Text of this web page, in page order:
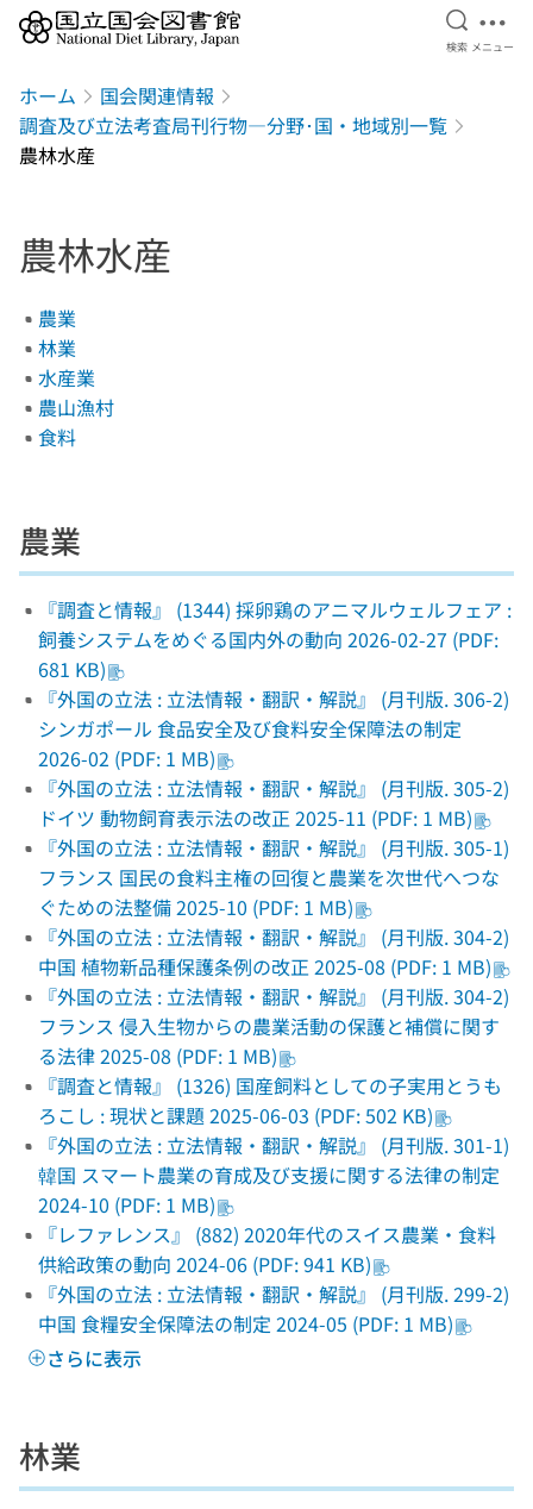
検索を
検索 メ
メニュー
ホーム
国会関連情報
調査及び立法考査局刊行物―分野･国・地域別一覧
農林水産
農林水産
農業
林業
水産業
農山漁村
食料
農業
『調査と情報』 (1344) 採卵鶏のアニマルウェルフェア :
飼養システムをめぐる国内外の動向 2026-02-27 (PDF:
681 KB)
『外国の立法 : 立法情報・翻訳・解説』 (月刊版. 306-2)
シンガポール 食品安全及び食料安全保障法の制定
2026-02 (PDF: 1 MB)
『外国の立法 : 立法情報・翻訳・解説』 (月刊版. 305-2)
ドイツ 動物飼育表示法の改正 2025-11 (PDF: 1 MB)
『外国の立法 : 立法情報・翻訳・解説』 (月刊版. 305-1)
フランス 国民の食料主権の回復と農業を次世代へつな
ぐための法整備 2025-10 (PDF: 1 MB)
『外国の立法 : 立法情報・翻訳・解説』 (月刊版. 304-2)
中国 植物新品種保護条例の改正 2025-08 (PDF: 1 MB)
『外国の立法 : 立法情報・翻訳・解説』 (月刊版. 304-2)
フランス 侵入生物からの農業活動の保護と補償に関す
る法律 2025-08 (PDF: 1 MB)
『調査と情報』 (1326) 国産飼料としての子実用とうも
ろこし : 現状と課題 2025-06-03 (PDF: 502 KB)
『外国の立法 : 立法情報・翻訳・解説』 (月刊版. 301-1)
韓国 スマート農業の育成及び支援に関する法律の制定
2024-10 (PDF: 1 MB)
『レファレンス』 (882) 2020年代のスイス農業・食料
供給政策の動向 2024-06 (PDF: 941 KB)
『外国の立法 : 立法情報・翻訳・解説』 (月刊版. 299-2)
中国 食糧安全保障法の制定 2024-05 (PDF: 1 MB)
さらに表示
林業